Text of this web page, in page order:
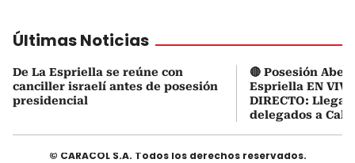
Últimas Noticias
De La Espriella se reúne con
canciller israelí antes de posesión
presidencial
🔴 Posesión
Espriella EN
DIRECTO:
delegados a Cali
© CARACOL S.A. Todos los derechos reservados.